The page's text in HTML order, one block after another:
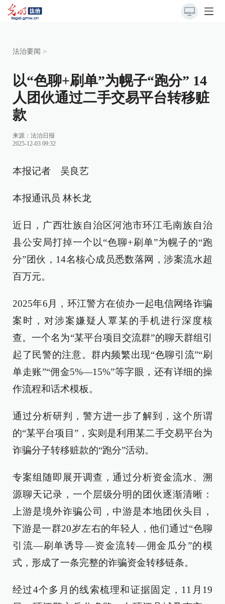
法治要闻 >
以“色聊+刷单”为幌子“跑分” 14
人团伙通过二手交易平台转移赃
款
来源： 法治日报
2025-12-03 09:32
本报记者 吴良艺
本报通讯员 林长龙
近日，广西壮族自治区河池市环江毛南族自治
县公安局打掉一个以“色聊+刷单”为幌子的“跑
分”团伙，14名核心成员悉数落网，涉案流水超
百万元。
2025年6月，环江警方在侦办一起电信网络诈骗
案时，对涉案嫌疑人覃某的手机进行深度核
查。一个名为“某平台项目交流群”的聊天群组引
起了民警的注意。群内频繁出现“色聊引流”“刷
单走账”“佣金5%—15%”等字眼，还有详细的操
作流程和话术模板。
通过分析研判，警方进一步了解到，这个所谓
的“某平台项目”，实则是利用某二手交易平台为
诈骗分子转移赃款的“跑分”活动。
专案组随即展开调查，通过分析资金流水、溯
源聊天记录，一个层级分明的团伙逐渐清晰：
上游是境外诈骗公司，中游是本地团伙头目，
下游是一群20岁左右的年轻人，他们通过“色聊
引流—刷单诱导—资金流转—佣金瓜分”的模
式，形成了一条完整的诈骗资金转移链条。
经过4个多月的线索梳理和证据固定，11月19